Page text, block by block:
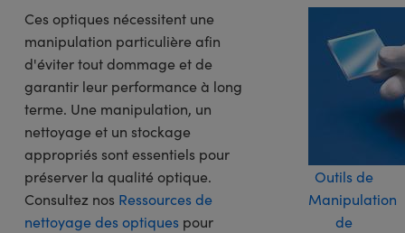
Ces optiques nécessitent une
manipulation particulière afin
d'éviter tout dommage et de
garantir leur performance à long
terme. Une manipulation, un
nettoyage et un stockage
appropriés sont essentiels pour
préserver la qualité optique.
Consultez nos Ressources de
nettoyage des optiques pour
Outils de
Manipulation
de